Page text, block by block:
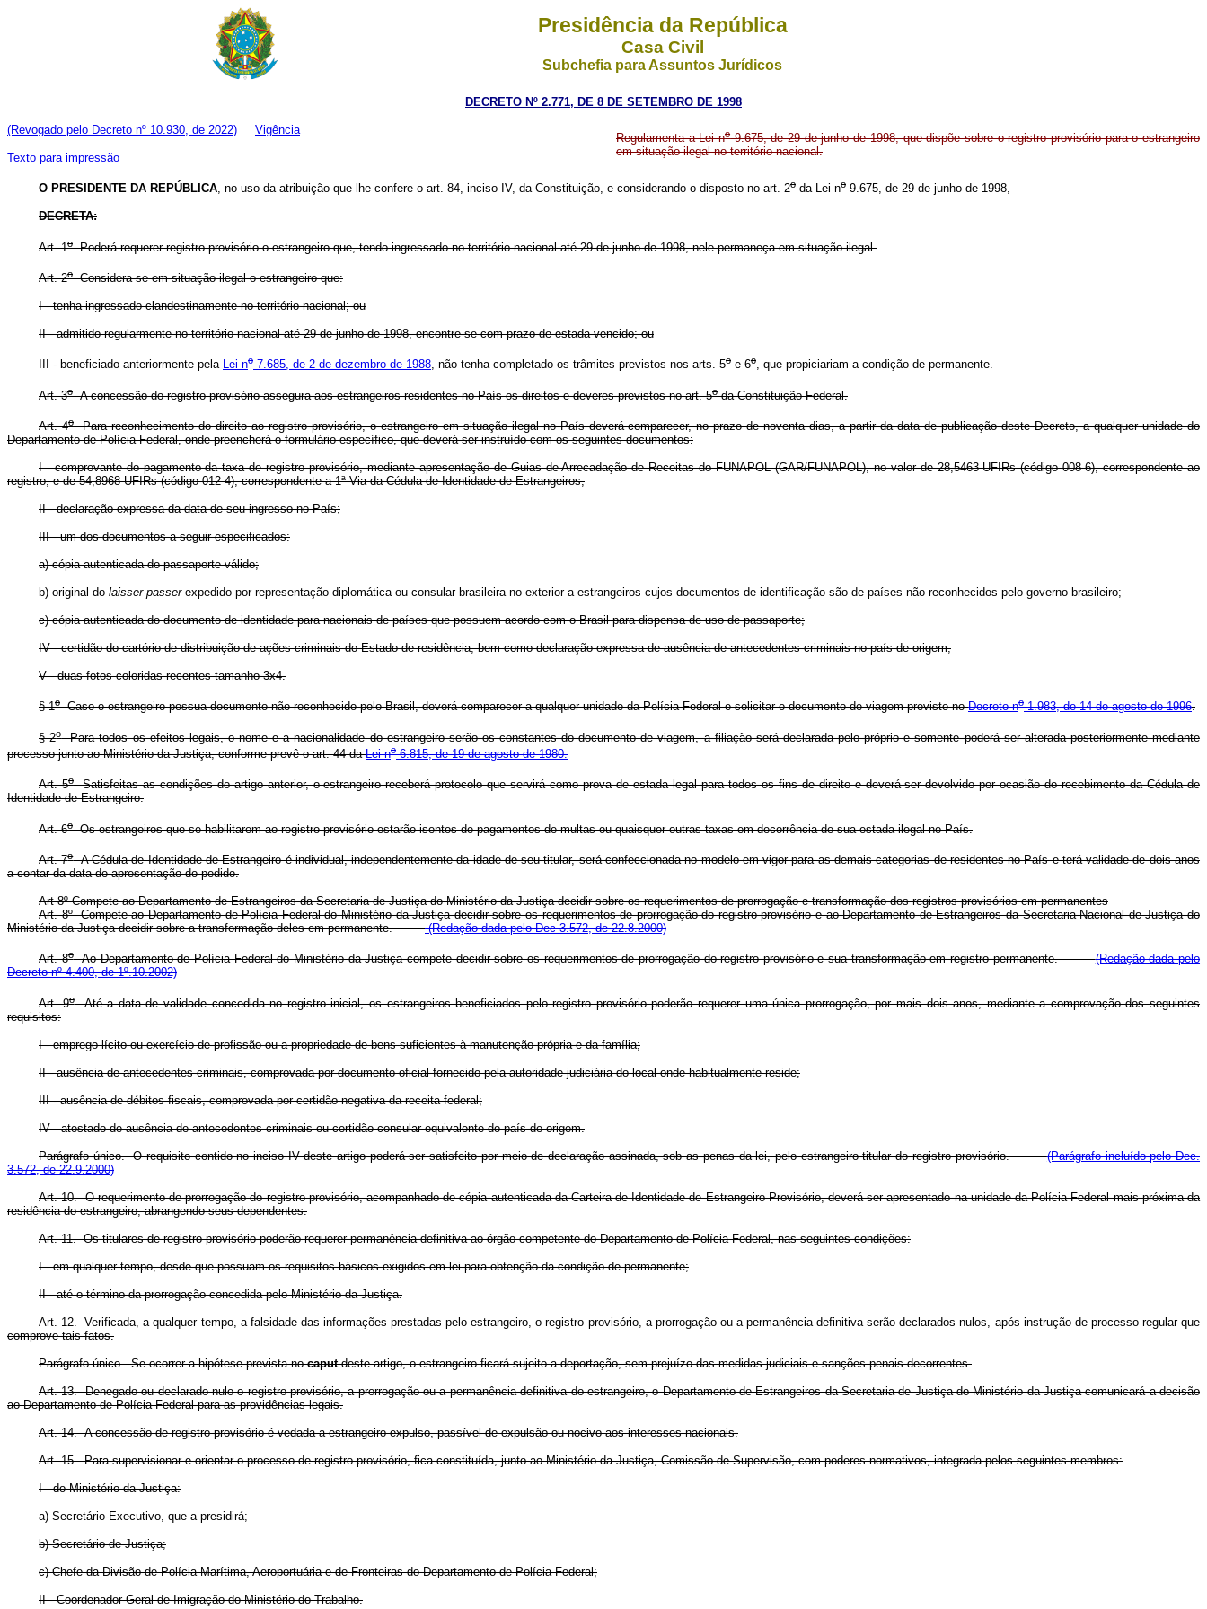
Presidência da República
Casa Civil
Subchefia para Assuntos Jurídicos
DECRETO Nº 2.771, DE 8 DE SETEMBRO DE 1998
(Revogado pelo Decreto nº 10.930, de 2022) Vigência
Texto para impressão
Regulamenta a Lei no9.675, de 29 de junho de 1998, que dispõe sobre o registro provisório para o estrangeiro
em situação ilegal no território nacional.
O PRESIDENTE DA REPÚBLICA, no uso da atribuição que lhe confere o art. 84, inciso IV, da Constituição, e considerando o disposto no art. 2oda Lei no9.675, de 29 de junho de 1998,
DECRETA:
Art. 1oPoderá requerer registro provisório o estrangeiro que, tendo ingressado no território nacional até 29 de junho de 1998, nele permaneça em situação ilegal.
Art. 2oConsidera-se em situação ilegal o estrangeiro que:
I - tenha ingressado clandestinamente no território nacional; ou
II - admitido regularmente no território nacional até 29 de junho de 1998, encontre-se com prazo de estada vencido; ou
III - beneficiado anteriormente pelaLei no7.685, de 2 de dezembro de 1988, não tenha completado os trâmites previstos nos arts. 5oe 6o, que propiciariam a condição de permanente.
Art. 3oA concessão do registro provisório assegura aos estrangeiros residentes no País os direitos e deveres previstos no art. 5oda Constituição Federal.
Art. 4oPara reconhecimento do direito ao registro provisório, o estrangeiro em situação ilegal no País deverá comparecer, no prazo de noventa dias, a partir da data de publicação deste Decreto, a qualquer unidade do
Departamento de Polícia Federal, onde preencherá o formulário específico, que deverá ser instruído com os seguintes documentos:
I - comprovante do pagamento da taxa de registro provisório, mediante apresentação de Guias de Arrecadação de Receitas do FUNAPOL (GAR/FUNAPOL), no valor de 28,5463 UFIRs (código 008-6), correspondente ao
registro, e de 54,8968 UFIRs (código 012-4), correspondente a 1ª Via da Cédula de Identidade de Estrangeiros;
II - declaração expressa da data de seu ingresso no País;
III - um dos documentos a seguir especificados:
a) cópia autenticada do passaporte válido;
b) original dolaisser-passerexpedido por representação diplomática ou consular brasileira no exterior a estrangeiros cujos documentos de identificação são de países não reconhecidos pelo governo brasileiro;
c) cópia autenticada do documento de identidade para nacionais de países que possuem acordo com o Brasil para dispensa de uso de passaporte;
IV - certidão do cartório de distribuição de ações criminais do Estado de residência, bem como declaração expressa de ausência de antecedentes criminais no país de origem;
V - duas fotos coloridas recentes tamanho 3x4.
§ 1oCaso o estrangeiro possua documento não reconhecido pelo Brasil, deverá comparecer a qualquer unidade da Polícia Federal e solicitar o documento de viagem previsto noDecreto no1.983, de 14 de agosto de 1996.
§ 2oPara todos os efeitos legais, o nome e a nacionalidade do estrangeiro serão os constantes do documento de viagem, a filiação será declarada pelo próprio e somente poderá ser alterada posteriormente mediante
processo junto ao Ministério da Justiça, conforme prevê o art. 44 daLei no6.815, de 19 de agosto de 1980.
Art. 5oSatisfeitas as condições do artigo anterior, o estrangeiro receberá protocolo que servirá como prova de estada legal para todos os fins de direito e deverá ser devolvido por ocasião do recebimento da Cédula de
Identidade de Estrangeiro.
Art. 6oOs estrangeiros que se habilitarem ao registro provisório estarão isentos de pagamentos de multas ou quaisquer outras taxas em decorrência de sua estada ilegal no País.
Art. 7oA Cédula de Identidade de Estrangeiro é individual, independentemente da idade de seu titular, será confeccionada no modelo em vigor para as demais categorias de residentes no País e terá validade de dois anos
a contar da data de apresentação do pedido.
Art 8º Compete ao Departamento de Estrangeiros da Secretaria de Justiça do Ministério da Justiça decidir sobre os requerimentos de prorrogação e transformação dos registros provisórios em permanentes
Art. 8º Compete ao Departamento de Polícia Federal do Ministério da Justiça decidir sobre os requerimentos de prorrogação do registro provisório e ao Departamento de Estrangeiros da Secretaria Nacional de Justiça do
Ministério da Justiça decidir sobre a transformação deles em permanente.
(Redação dada pelo Dec 3.572, de 22.8.2000)
Art. 8oAo Departamento de Polícia Federal do Ministério da Justiça compete decidir sobre os requerimentos de prorrogação do registro provisório e sua transformação em registro permanente.(Redação dada pelo
Decreto nº 4.400, de 1º.10.2002)
Art. 9oAté a data de validade concedida no registro inicial, os estrangeiros beneficiados pelo registro provisório poderão requerer uma única prorrogação, por mais dois anos, mediante a comprovação dos seguintes
requisitos:
I - emprego lícito ou exercício de profissão ou a propriedade de bens suficientes à manutenção própria e da família;
II - ausência de antecedentes criminais, comprovada por documento oficial fornecido pela autoridade judiciária do local onde habitualmente reside;
III - ausência de débitos fiscais, comprovada por certidão negativa da receita federal;
IV - atestado de ausência de antecedentes criminais ou certidão consular equivalente do país de origem.
Parágrafo único. O requisito contido no inciso IV deste artigo poderá ser satisfeito por meio de declaração assinada, sob as penas da lei, pelo estrangeiro titular do registro provisório.
(Parágrafo incluído pelo Dec.
3.572, de 22.9.2000)
Art. 10. O requerimento de prorrogação do registro provisório, acompanhado de cópia autenticada da Carteira de Identidade de Estrangeiro Provisório, deverá ser apresentado na unidade da Polícia Federal mais próxima da
residência do estrangeiro, abrangendo seus dependentes.
Art. 11. Os titulares de registro provisório poderão requerer permanência definitiva ao órgão competente do Departamento de Polícia Federal, nas seguintes condições:
I - em qualquer tempo, desde que possuam os requisitos básicos exigidos em lei para obtenção da condição de permanente;
II - até o término da prorrogação concedida pelo Ministério da Justiça.
Art. 12. Verificada, a qualquer tempo, a falsidade das informações prestadas pelo estrangeiro, o registro provisório, a prorrogação ou a permanência definitiva serão declarados nulos, após instrução de processo regular que
comprove tais fatos.
Parágrafo único. Se ocorrer a hipótese prevista nocaputdeste artigo, o estrangeiro ficará sujeito a deportação, sem prejuízo das medidas judiciais e sanções penais decorrentes.
Art. 13. Denegado ou declarado nulo o registro provisório, a prorrogação ou a permanência definitiva do estrangeiro, o Departamento de Estrangeiros da Secretaria de Justiça do Ministério da Justiça comunicará a decisão
ao Departamento de Polícia Federal para as providências legais.
Art. 14. A concessão de registro provisório é vedada a estrangeiro expulso, passível de expulsão ou nocivo aos interesses nacionais.
Art. 15. Para supervisionar e orientar o processo de registro provisório, fica constituída, junto ao Ministério da Justiça, Comissão de Supervisão, com poderes normativos, integrada pelos seguintes membros:
I - do Ministério da Justiça:
a) Secretário-Executivo, que a presidirá;
b) Secretário de Justiça;
c) Chefe da Divisão de Polícia Marítima, Aeroportuária e de Fronteiras do Departamento de Polícia Federal;
II - Coordenador-Geral de Imigração do Ministério do Trabalho.